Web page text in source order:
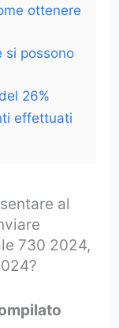
ottenere
si possono
26%
effettuati
al
730 2024,